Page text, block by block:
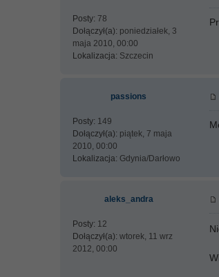
Posty: 78
Dołączył(a): poniedziałek, 3
maja 2010, 00:00
Lokalizacja: Szczecin
passions
Posty: 149
Dołączył(a): piątek, 7 maja
2010, 00:00
Lokalizacja: Gdynia/Darłowo
aleks_andra
Posty: 12
Dołączył(a): wtorek, 11 wrz
2012, 00:00